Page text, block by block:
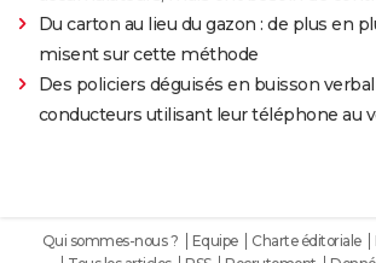
Du carton au lieu du gazon : de plus en
misent sur cette méthode
Des policiers déguisés en buisson
conducteurs utilisant leur téléphone au
Qui sommes-nous ? Equipe Charte éditoriale